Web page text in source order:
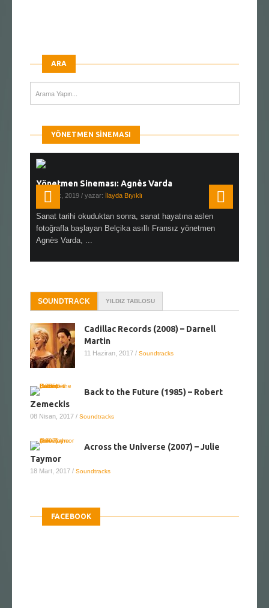
ARA
YÖNETMEN SINEMASI
Yönetmen Sineması: Agnès Varda
19 Ocak, 2019 / yazar: İlayda Bıyıklı
Sanat tarihi okuduktan sonra, sanat hayatına aslen
fotoğrafla başlayan Belçika asıllı Fransız yönetmen
Agnès Varda, ...
SOUNDTRACK YILDIZ TABLOSU
Cadillac Records (2008) – Darnell
Martin
11 Haziran, 2017 / Soundtracks
Back to the Future (1985) – Robert
Zemeckis
08 Nisan, 2017 / Soundtracks
Across the Universe (2007) – Julie
Taymor
18 Mart, 2017 / Soundtracks
FACEBOOK